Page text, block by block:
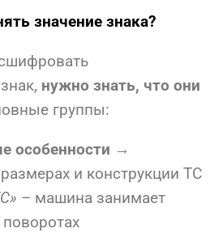
значение знака?
нужно знать, что они
группы:
особенности →
и конструкции ТС
– машина занимает